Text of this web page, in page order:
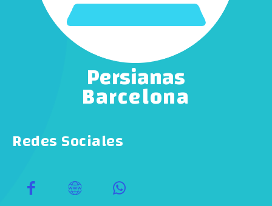
Redes Sociales
Persianas
Barcelona